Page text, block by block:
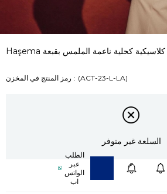
رمز المنتج في المخزن (ACT-23-L-LA)
السلعة غير متوفر